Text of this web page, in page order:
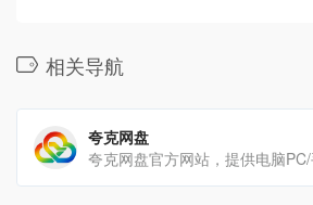
相关导航
夸克网盘